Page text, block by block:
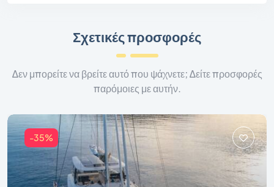
Σχετικές προσφορές
Δεν μπορείτε να βρείτε αυτό που ψάχνετε; Δείτε προσφορές
παρόμοιες με αυτήν.
-35%